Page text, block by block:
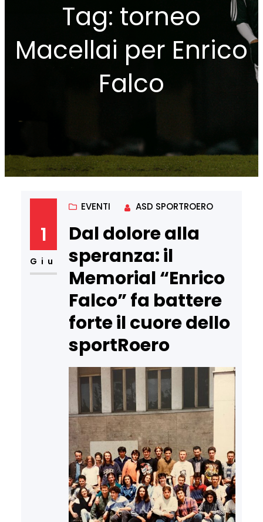
Tag: torneo
Macellai per Enrico
Falco
1
Giu
EVENTI ASD SPORTROERO
Dal dolore alla
speranza: il
Memorial “Enrico
Falco” fa battere
forte il cuore dello
sportRoero